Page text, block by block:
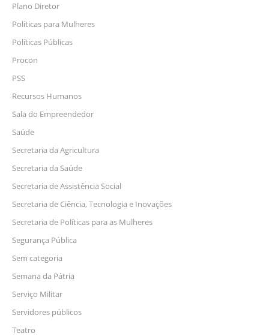
Plano Diretor
Políticas para Mulheres
Políticas Públicas
Procon
PSS
Recursos Humanos
Sala do Empreendedor
Saúde
Secretaria da Agricultura
Secretaria da Saúde
Secretaria de Assistência Social
Secretaria de Ciência, Tecnologia e Inovações
Secretaria de Políticas para as Mulheres
Segurança Pública
Sem categoria
Semana da Pátria
Serviço Militar
Servidores públicos
Teatro